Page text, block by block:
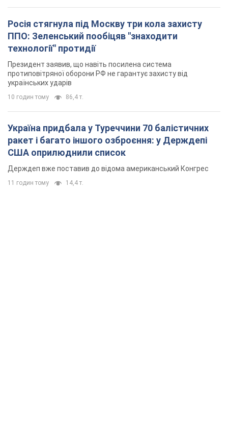
Україна придбала у Туреччини 70 балістичних
ракет і багато іншого озброєння: у Держдепі
США оприлюднили список
Держдеп вже поставив до відома американський Конгрес
11 годин тому 14,4 т.